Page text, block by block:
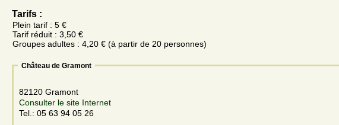
Tarifs :
Plein tarif : 5 €
Tarif réduit : 3,50 €
Groupes adultes : 4,20 € (à partir de 20 personnes)
Château de Gramont
82120 Gramont
Consulter le site Internet
Tel.: 05 63 94 05 26